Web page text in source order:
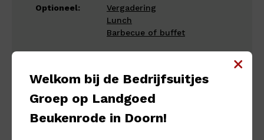
Optioneel:
Vergadering
Lunch
Barbecue of buffet
Download in
Welkom bij de Bedrijfsuitjes
Groep op Landgoed
Beukenrode in Doorn!